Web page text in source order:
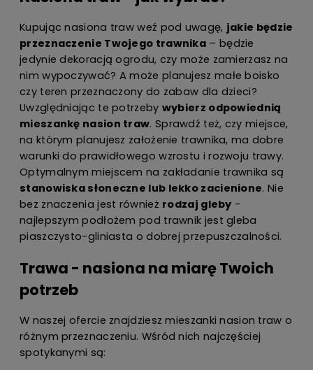
Kupując nasiona traw weź pod uwagę, jakie będzie
przeznaczenie Twojego trawnika – będzie
jedynie dekoracją ogrodu, czy może zamierzasz na
nim wypoczywać? A może planujesz małe boisko
czy teren przeznaczony do zabaw dla dzieci?
Uwzględniając te potrzeby wybierz odpowiednią
mieszankę nasion traw. Sprawdź też, czy miejsce,
na którym planujesz założenie trawnika, ma dobre
warunki do prawidłowego wzrostu i rozwoju trawy.
Optymalnym miejscem na zakładanie trawnika są
stanowiska słoneczne lub lekko zacienione. Nie
bez znaczenia jest również rodzaj gleby -
najlepszym podłożem pod trawnik jest gleba
piaszczysto-gliniasta o dobrej przepuszczalności.
Trawa - nasiona na miarę Twoich
potrzeb
W naszej ofercie znajdziesz mieszanki nasion traw o
różnym przeznaczeniu. Wśród nich najczęściej
spotykanymi są: